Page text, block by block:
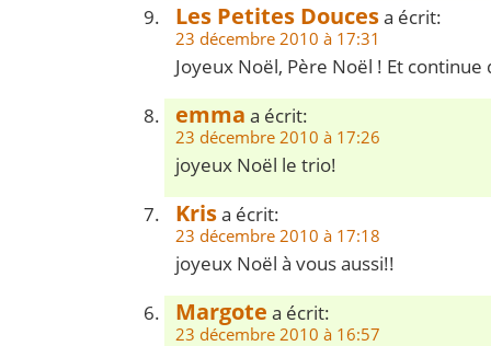
Les Petites Doucesa écrit:
23 décembre 2010 à 17:31
Joyeux Noël, Père Noël ! Et
emma a écrit:
23 décembre 2010 à 17:26
joyeux Noël le trio!
Krisa écrit:
23 décembre 2010 à 17:18
joyeux Noël à vous aussi!!
Margote a écrit:
23 décembre 2010 à 16:57